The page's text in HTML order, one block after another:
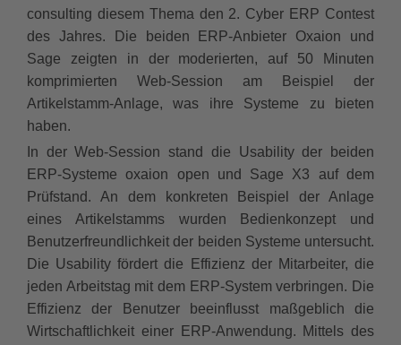
consulting diesem Thema den 2. Cyber ERP Contest
des Jahres. Die beiden ERP-Anbieter Oxaion und
Sage zeigten in der moderierten, auf 50 Minuten
komprimierten Web-Session am Beispiel der
Artikelstamm-Anlage, was ihre Systeme zu bieten
haben.
In der Web-Session stand die Usability der beiden
ERP-Systeme oxaion open und Sage X3 auf dem
Prüfstand. An dem konkreten Beispiel der Anlage
eines Artikelstamms wurden Bedienkonzept und
Benutzerfreundlichkeit der beiden Systeme untersucht.
Die Usability fördert die Effizienz der Mitarbeiter, die
jeden Arbeitstag mit dem ERP-System verbringen. Die
Effizienz der Benutzer beeinflusst maßgeblich die
Wirtschaftlichkeit einer ERP-Anwendung. Mittels des